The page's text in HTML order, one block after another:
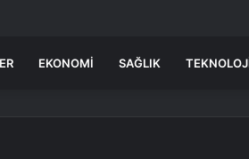
EKONOMI SAĞLIK